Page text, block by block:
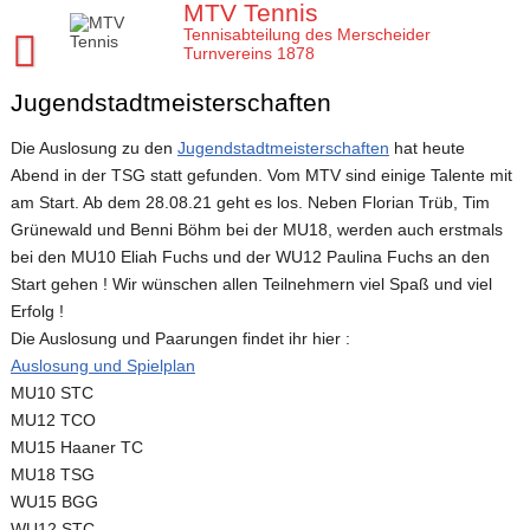
MTV Tennis
Tennisabteilung des Merscheider
Turnvereins 1878
Startseite MTV Tennis
Sponsoren
Verein
MTV Tennis Abteilungsleitung
Platz- und Spielordnung
Vereinssatzung
Unsere Tennis Anlage
Chronik zu 40 Jahre MTV Tennisabteilung
Mitglied im MTV / Schnupperjahr / Begrüßung
Mannschaften
Damen 40
Damen 50 2026
Herren 1. Mannschaft
Herren 2. Mannschaft
Herren 40
Tenniscamps im MTV
Jugendmannschaften im MTV
Bezirksmeisterschaften Jugend
Kreismeisterschaften Jugend
Stadtmeisterschaften Jugend
Meisterschaften
Clubmeisterschaften im MTV
Regeln für die Clubmeisterschaften
Medenspiele Sommer 2024
Das neue LK System seit 2020
Tennis Training im MTV
Tim
Moritz
Trainingskalender
Aktuelles
Presseartikel
Arbeitseinsatz im MTV
Jugendstadtmeisterschaften
Die Auslosung zu den Jugendstadtmeisterschaften hat heute
Abend in der TSG statt gefunden. Vom MTV sind einige Talente mit
am Start. Ab dem 28.08.21 geht es los. Neben Florian Trüb, Tim
Grünewald und Benni Böhm bei der MU18, werden auch erstmals
bei den MU10 Eliah Fuchs und der WU12 Paulina Fuchs an den
Start gehen ! Wir wünschen allen Teilnehmern viel Spaß und viel
Erfolg !
Die Auslosung und Paarungen findet ihr hier :
Auslosung und Spielplan
MU10 STC
MU12 TCO
MU15 Haaner TC
MU18 TSG
WU15 BGG